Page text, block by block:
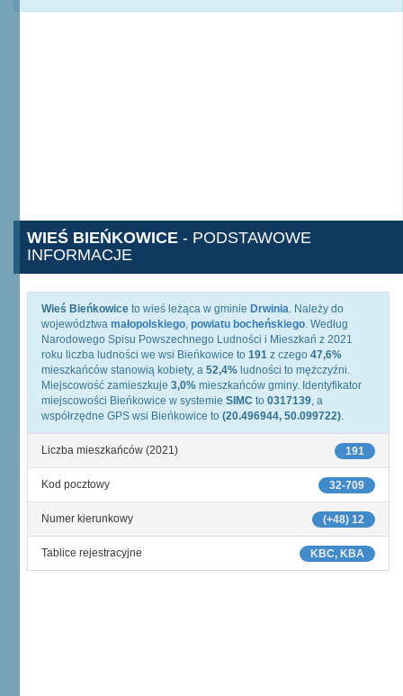
WIEŚ BIEŃKOWICE - PODSTAWOWE
INFORMACJE
Wieś Bieńkowice to wieś leżąca w gminie Drwinia. Należy do
województwa małopolskiego, powiatu bocheńskiego. Według
Narodowego Spisu Powszechnego Ludności i Mieszkań z 2021
roku liczba ludności we wsi Bieńkowice to 191 z czego 47,6%
mieszkańców stanowią kobiety, a 52,4% ludności to mężczyźni.
Miejscowość zamieszkuje 3,0% mieszkańców gminy. Identyfikator
miejscowości Bieńkowice w systemie SIMC to 0317139, a
współrzędne GPS wsi Bieńkowice to (20.496944, 50.099722).
191
Liczba mieszkańców (2021)
32-709
Kod pocztowy
(+48) 12
Numer kierunkowy
KBC, KBA
Tablice rejestracyjne